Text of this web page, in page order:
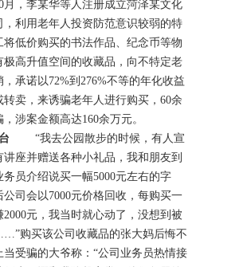
，李某华等人注册成立菏泽某文化
，利用老年人投资防范意识较弱的特
将低价购买的书法作品、纪念币等物
极高升值空间的收藏品，向不特定老
承诺以72%到276%不等的年化收益
转卖，来诱骗老年人进行购买，60余
涉案金额高达160余万元。
“我去公园散步的时候，有人宣
讲座并赠送各种小礼品，我和朋友到
务员介绍说买一幅5000元左右的字
公司会以7000元价格回收，每购买一
元，我当时就心动了，没想到被
购买该公司收藏品的张大妈后悔不
当受骗的大爷称：“公司业务员热情接